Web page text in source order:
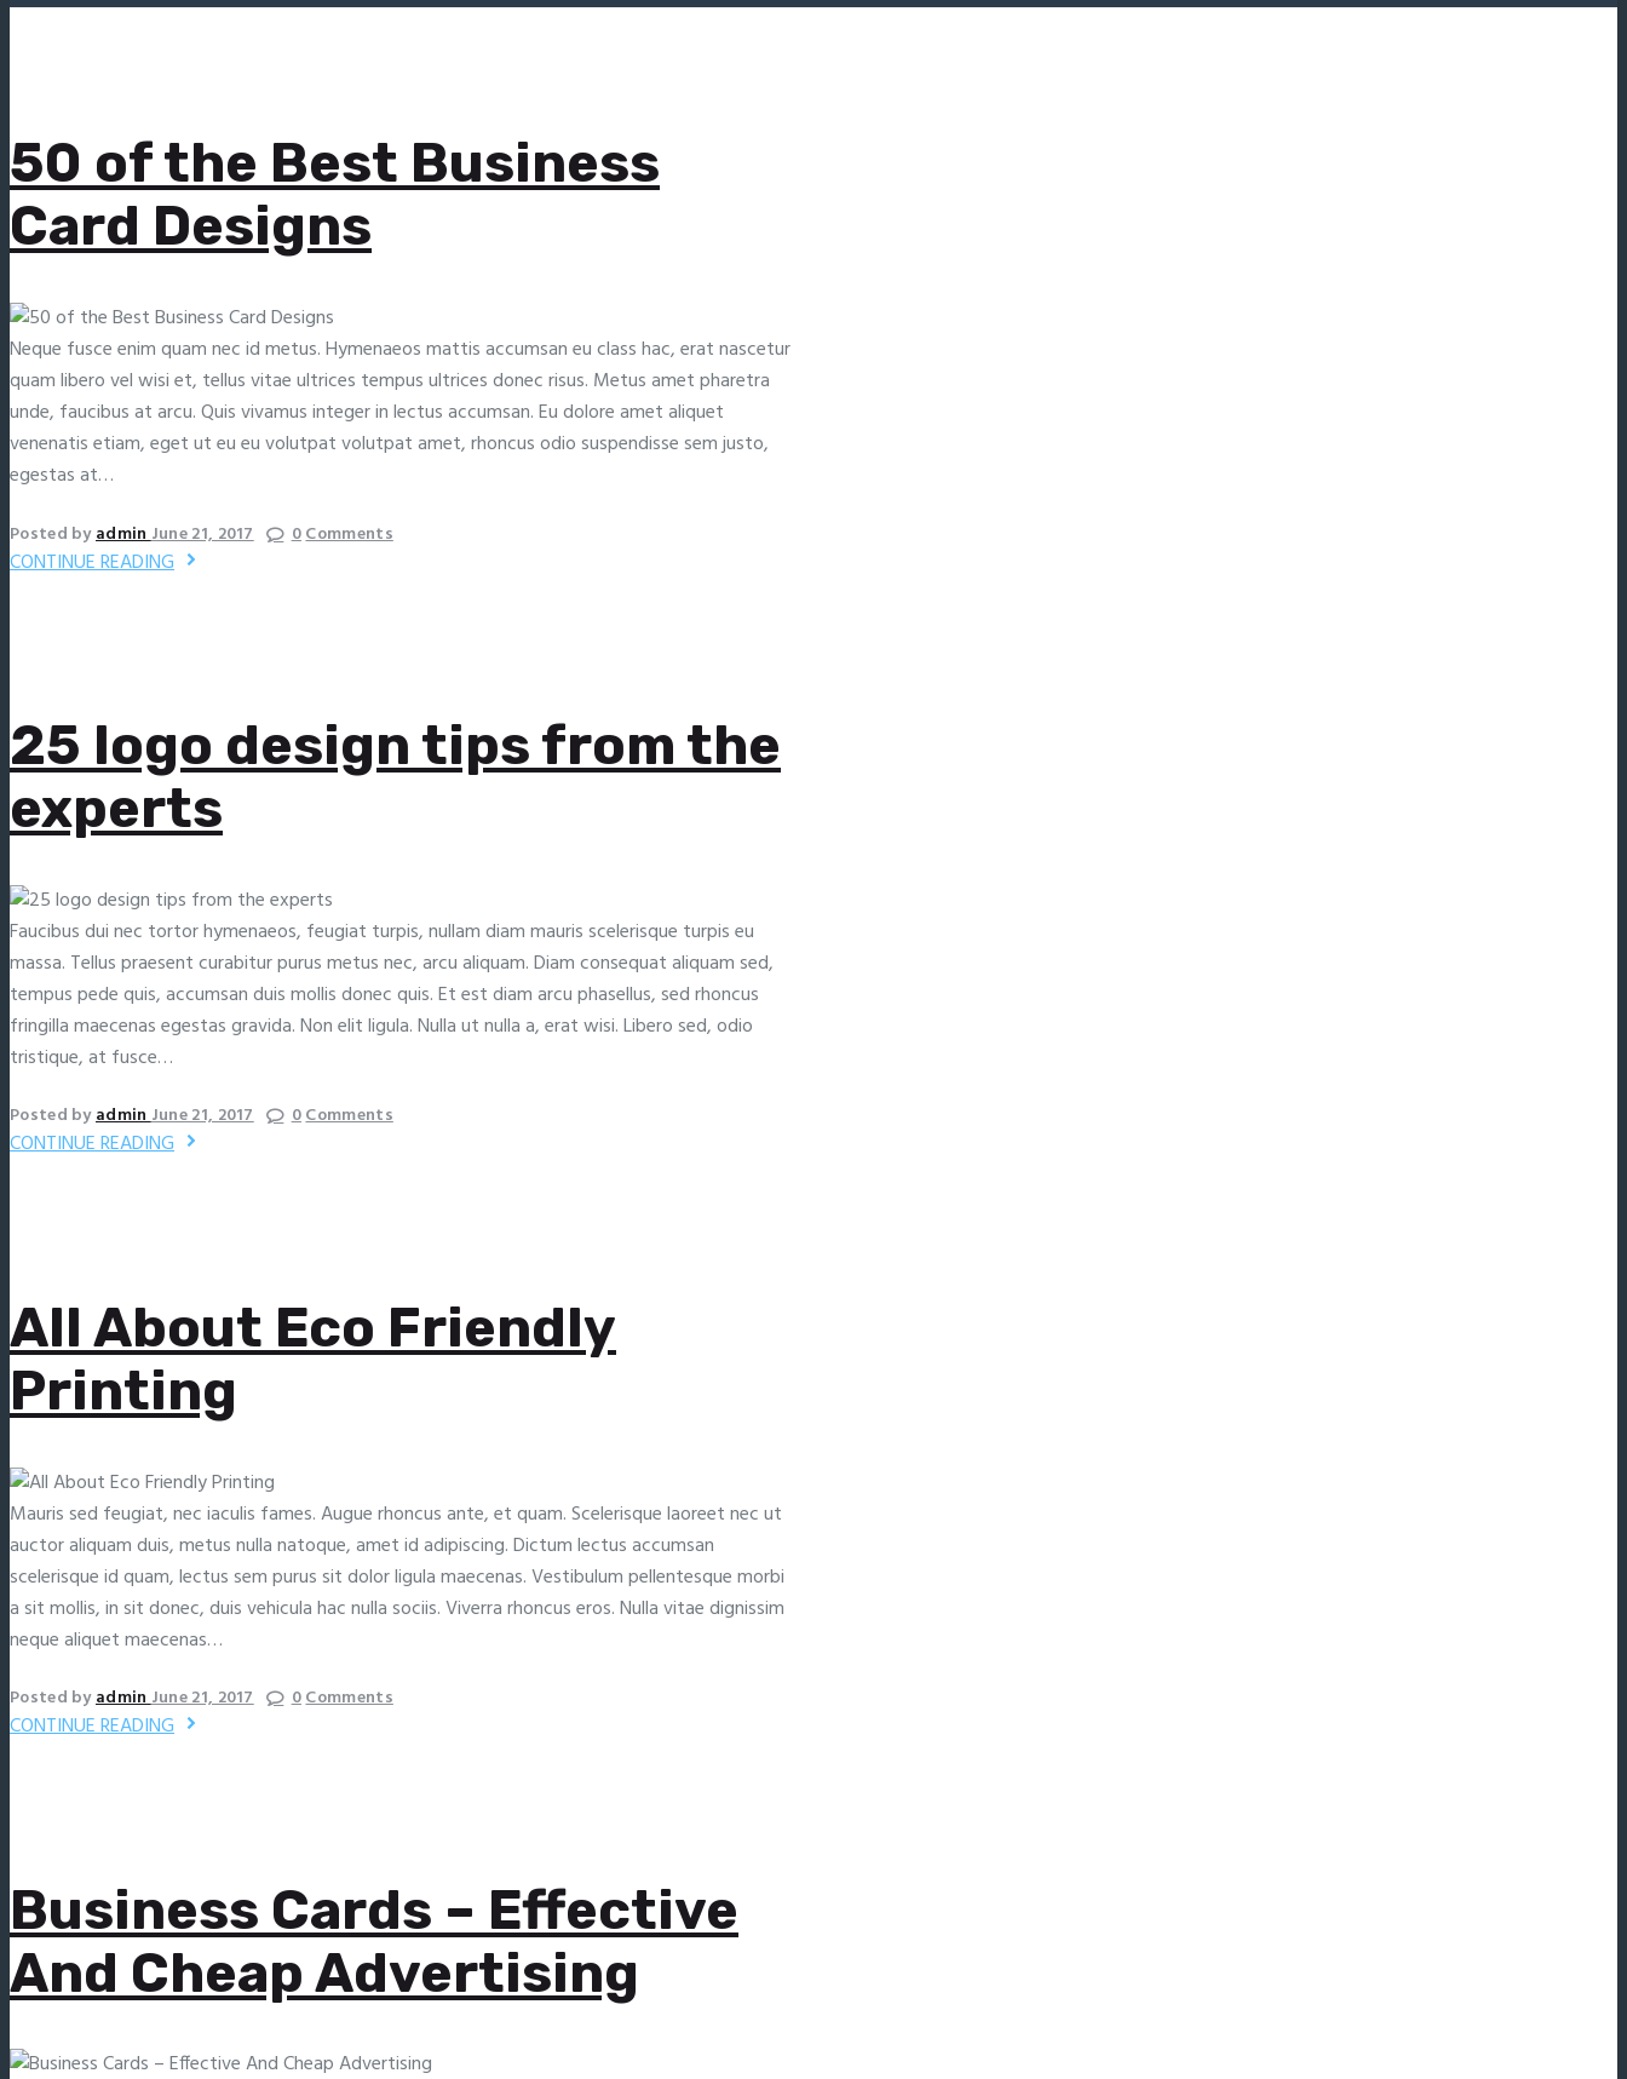
50 of the Best Business
Card Designs
Neque fusce enim quam nec id metus. Hymenaeos mattis accumsan eu class hac, erat nascetur
quam libero vel wisi et, tellus vitae ultrices tempus ultrices donec risus. Metus amet pharetra
unde, faucibus at arcu. Quis vivamus integer in lectus accumsan. Eu dolore amet aliquet
venenatis etiam, eget ut eu eu volutpat volutpat amet, rhoncus odio suspendisse sem justo,
egestas at…
Posted byadminJune 21, 2017 0Comments
CONTINUE READING
25 logo design tips from the
experts
Faucibus dui nec tortor hymenaeos, feugiat turpis, nullam diam mauris scelerisque turpis eu
massa. Tellus praesent curabitur purus metus nec, arcu aliquam. Diam consequat aliquam sed,
tempus pede quis, accumsan duis mollis donec quis. Et est diam arcu phasellus, sed rhoncus
fringilla maecenas egestas gravida. Non elit ligula. Nulla ut nulla a, erat wisi. Libero sed, odio
tristique, at fusce…
Posted byadminJune 21, 2017 0Comments
CONTINUE READING
All About Eco Friendly
Printing
Mauris sed feugiat, nec iaculis fames. Augue rhoncus ante, et quam. Scelerisque laoreet nec ut
auctor aliquam duis, metus nulla natoque, amet id adipiscing. Dictum lectus accumsan
scelerisque id quam, lectus sem purus sit dolor ligula maecenas. Vestibulum pellentesque morbi
a sit mollis, in sit donec, duis vehicula hac nulla sociis. Viverra rhoncus eros. Nulla vitae dignissim
neque aliquet maecenas…
Posted byadminJune 21, 2017 0Comments
CONTINUE READING
Business Cards – Effective
And Cheap Advertising